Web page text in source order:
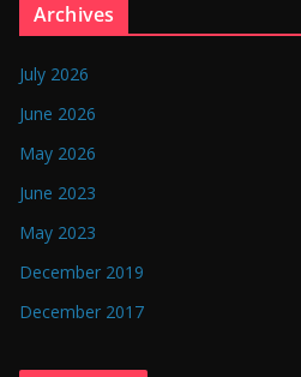
Archives
July 2026
June 2026
May 2026
June 2023
May 2023
December 2019
December 2017